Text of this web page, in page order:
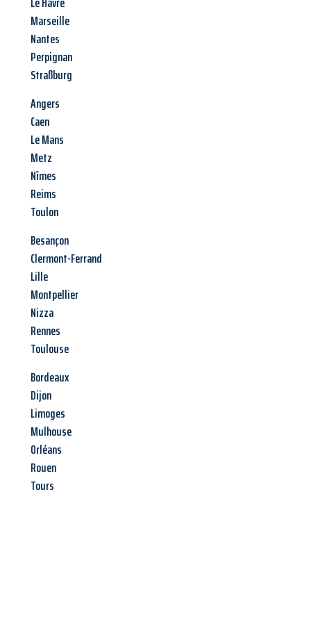
Marseille
Nantes
Perpignan
Straßburg
Angers
Caen
Le Mans
Metz
Nîmes
Reims
Toulon
Besançon
Clermont-Ferrand
Lille
Montpellier
Nizza
Rennes
Toulouse
Bordeaux
Dijon
Limoges
Mulhouse
Orléans
Rouen
Tours